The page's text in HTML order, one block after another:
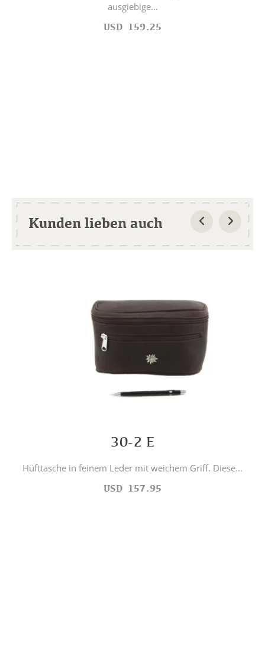
ausgiebige...
USD 159.25
Kunden lieben auch
30-2 E
Hüfttasche in feinem Leder mit weichem Griff. Diese...
USD 157.95